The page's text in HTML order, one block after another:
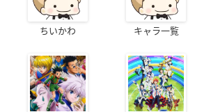
ちいかわ キャラ一覧